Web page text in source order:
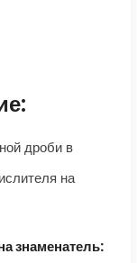
дроби в
на
знаменатель: